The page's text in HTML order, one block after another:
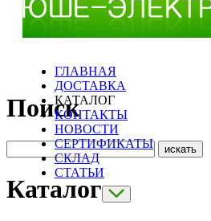
ГЛАВНАЯ
ДОСТАВКА
КАТАЛОГ
КОНТАКТЫ
НОВОСТИ
СЕРТИФИКАТЫ
СКЛАД
СТАТЬИ
Поиск
Каталог